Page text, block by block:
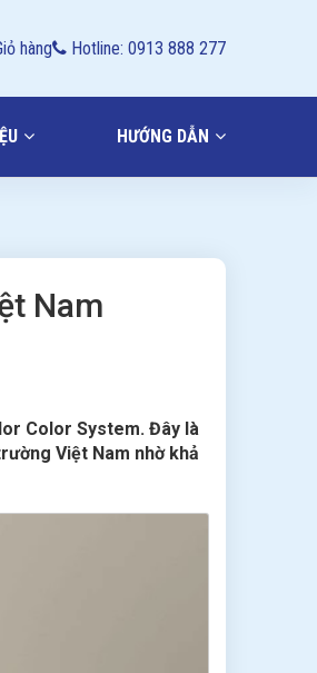
hàng Hotline: 0913 888 277
HƯỚNG DẪN
Nam
Color System. Đây là
Việt Nam nhờ khả